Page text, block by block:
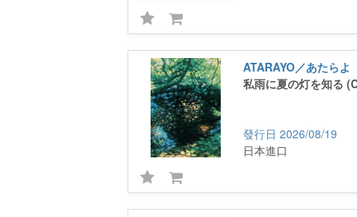
ATARAYO／あたらよ
私雨に夏の灯を知る
2026/08/19
日本進口